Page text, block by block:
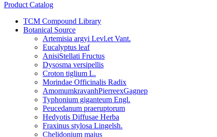
Product Catalog
TCM Compound Library
Botanical Source
Artemisia argyi Levl.et Vant.
Eucalyptus leaf
AnisiStellati Fructus
Dysosma versipellis
Croton tiglium L.
Morindae Officinalis Radix
AmomumkravanhPierreexGagnep
Typhonium giganteum Engl.
Peucedanum praeruptorum
Hedyotis Diffusae Herba
Fraxinus stylosa Lingelsh.
Chelidonium majus